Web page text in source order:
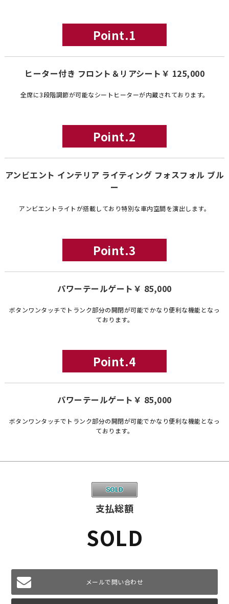
Point.1
ヒーター付き フロント＆リアシート￥ 125,000
全席に3段階調節が可能なシートヒーターが内蔵されております。
Point.2
アンビエント インテリア ライティング フォスフォル ブル
ー
アンビエントライトが搭載しており特別な車内空間を演出します。
Point.3
パワーテールゲート￥ 85,000
ボタンワンタッチでトランク部分の開閉が可能でかなり便利な機能となっ
ております。
Point.4
パワーテールゲート￥ 85,000
ボタンワンタッチでトランク部分の開閉が可能でかなり便利な機能となっ
ております。
支払総額
SOLD
メールで問い合わせ